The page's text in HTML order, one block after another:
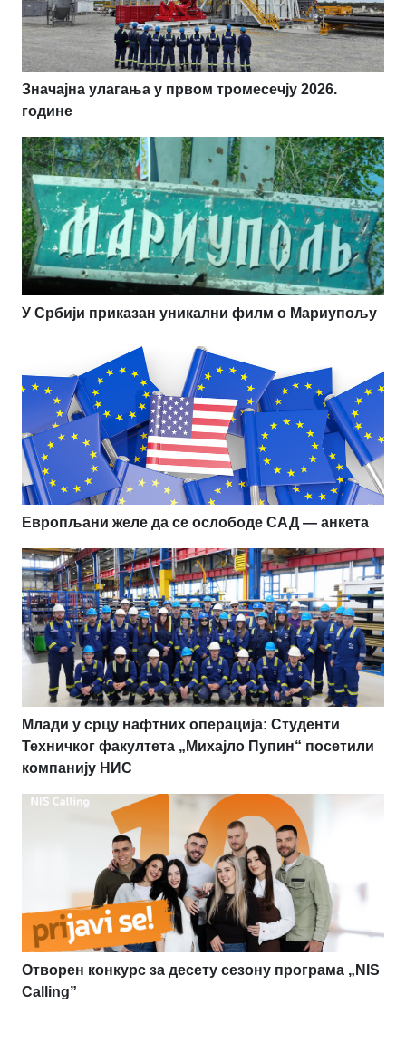
Значајна улагања у првом тромесечју 2026.
године
У Србији приказан уникални филм о Мариупољу
Европљани желе да се ослободе САД — анкета
Млади у срцу нафтних операција: Студенти
Техничког факултета „Михајло Пупин“ посетили
компанију НИС
Отворен конкурс за десету сезону програма „NIS
Calling”